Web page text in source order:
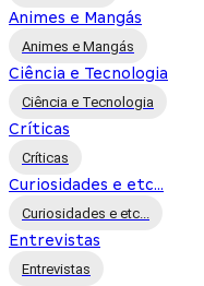
Animes e Mangás
Animes e Mangás
Ciência e Tecnologia
Ciência e Tecnologia
Críticas
Críticas
Curiosidades e etc...
Curiosidades e etc...
Entrevistas
Entrevistas